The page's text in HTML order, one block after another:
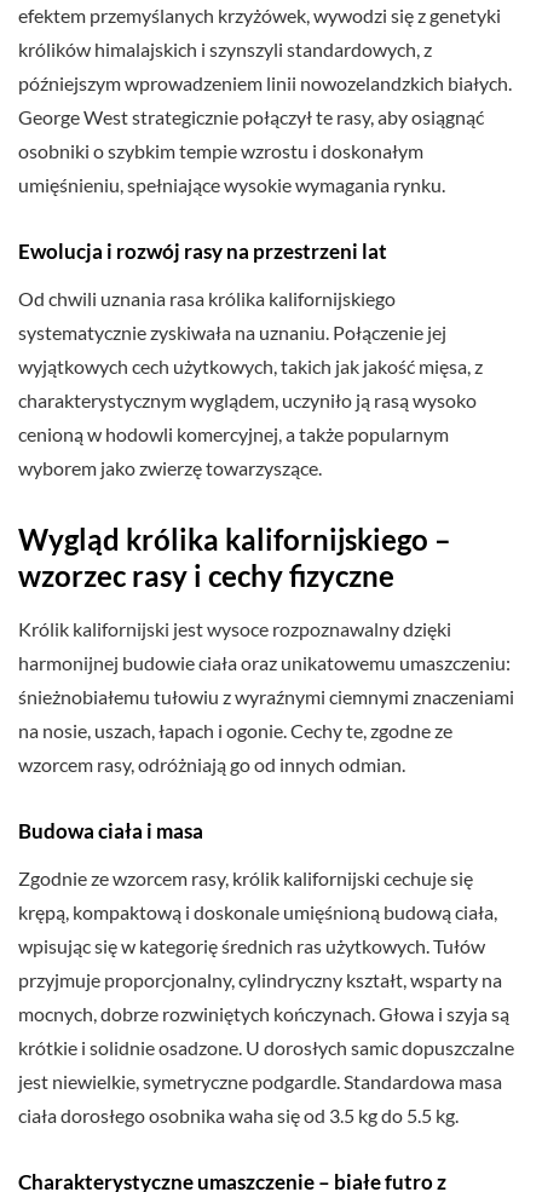
efektem przemyślanych krzyżówek, wywodzi się z genetyki
królików himalajskich i szynszyli standardowych, z
późniejszym wprowadzeniem linii nowozelandzkich białych.
George West strategicznie połączył te rasy, aby osiągnąć
osobniki o szybkim tempie wzrostu i doskonałym
umięśnieniu, spełniające wysokie wymagania rynku.
Ewolucja i rozwój rasy na przestrzeni lat
Od chwili uznania rasa królika kalifornijskiego
systematycznie zyskiwała na uznaniu. Połączenie jej
wyjątkowych cech użytkowych, takich jak jakość mięsa, z
charakterystycznym wyglądem, uczyniło ją rasą wysoko
cenioną w hodowli komercyjnej, a także popularnym
wyborem jako zwierzę towarzyszące.
Wygląd królika kalifornijskiego –
wzorzec rasy i cechy fizyczne
Królik kalifornijski jest wysoce rozpoznawalny dzięki
harmonijnej budowie ciała oraz unikatowemu umaszczeniu:
śnieżnobiałemu tułowiu z wyraźnymi ciemnymi znaczeniami
na nosie, uszach, łapach i ogonie. Cechy te, zgodne ze
wzorcem rasy, odróżniają go od innych odmian.
Budowa ciała i masa
Zgodnie ze wzorcem rasy, królik kalifornijski cechuje się
krępą, kompaktową i doskonale umięśnioną budową ciała,
wpisując się w kategorię średnich ras użytkowych. Tułów
przyjmuje proporcjonalny, cylindryczny kształt, wsparty na
mocnych, dobrze rozwiniętych kończynach. Głowa i szyja są
krótkie i solidnie osadzone. U dorosłych samic dopuszczalne
jest niewielkie, symetryczne podgardle. Standardowa masa
ciała dorosłego osobnika waha się od 3.5 kg do 5.5 kg.
Charakterystyczne umaszczenie – białe futro z